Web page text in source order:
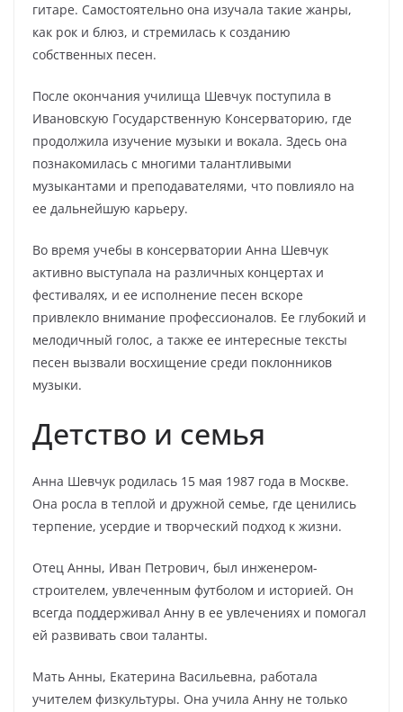
гитаре. Самостоятельно она изучала такие жанры,
как рок и блюз, и стремилась к созданию
собственных песен.
После окончания училища Шевчук поступила в
Ивановскую Государственную Консерваторию, где
продолжила изучение музыки и вокала. Здесь она
познакомилась с многими талантливыми
музыкантами и преподавателями, что повлияло на
ее дальнейшую карьеру.
Во время учебы в консерватории Анна Шевчук
активно выступала на различных концертах и
фестивалях, и ее исполнение песен вскоре
привлекло внимание профессионалов. Ее глубокий и
мелодичный голос, а также ее интересные тексты
песен вызвали восхищение среди поклонников
музыки.
Детство и семья
Анна Шевчук родилась 15 мая 1987 года в Москве.
Она росла в теплой и дружной семье, где ценились
терпение, усердие и творческий подход к жизни.
Отец Анны, Иван Петрович, был инженером-
строителем, увлеченным футболом и историей. Он
всегда поддерживал Анну в ее увлечениях и помогал
ей развивать свои таланты.
Мать Анны, Екатерина Васильевна, работала
учителем физкультуры. Она учила Анну не только